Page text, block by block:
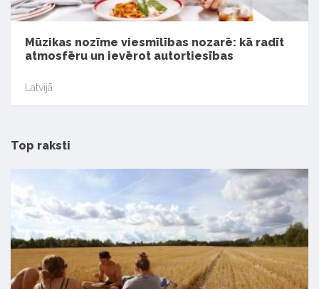
Mūzikas nozīme viesmīlības nozarē: kā radīt
atmosfēru un ievērot autortiesības
Latvijā
Top raksti